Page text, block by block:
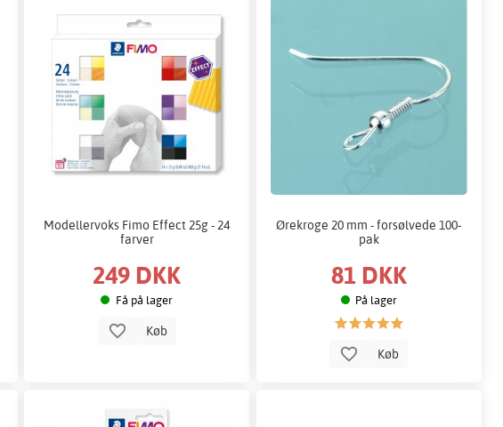
Modellervoks Fimo Effect 25g - 24
farver
249 DKK
Få på lager
Køb
Ørekroge 20 mm - forsølvede 100-
pak
81 DKK
På lager
Køb